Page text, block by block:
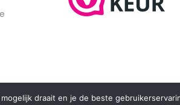
draait en je de beste